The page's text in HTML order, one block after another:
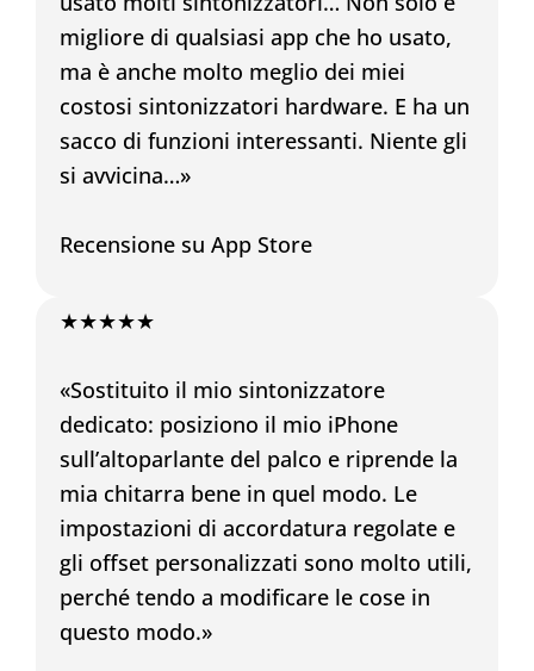
migliore di qualsiasi app che ho usato,
ma è anche molto meglio dei miei
costosi sintonizzatori hardware. E ha un
sacco di funzioni interessanti. Niente gli
si avvicina…»
Recensione su App Store
★★★★★
«Sostituito il mio sintonizzatore
dedicato: posiziono il mio iPhone
sull’altoparlante del palco e riprende la
mia chitarra bene in quel modo. Le
impostazioni di accordatura regolate e
gli offset personalizzati sono molto utili,
perché tendo a modificare le cose in
questo modo.»